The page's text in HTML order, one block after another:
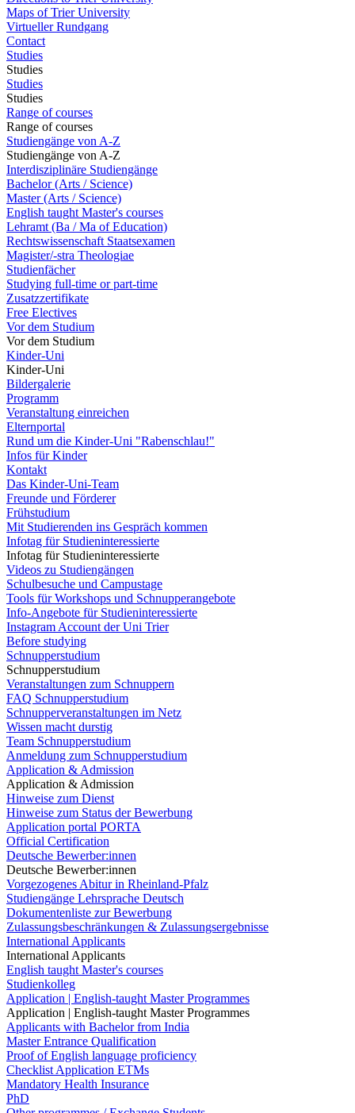
Maps of Trier University
Virtueller Rundgang
Contact
Studies
Studies
Studies
Studies
Range of courses
Range of courses
Studiengänge von A-Z
Studiengänge von A-Z
Interdisziplinäre Studiengänge
Bachelor (Arts / Science)
Master (Arts / Science)
English taught Master's courses
Lehramt (Ba / Ma of Education)
Rechtswissenschaft Staatsexamen
Magister/-stra Theologiae
Studienfächer
Studying full-time or part-time
Zusatzzertifikate
Free Electives
Vor dem Studium
Vor dem Studium
Kinder-Uni
Kinder-Uni
Bildergalerie
Programm
Veranstaltung einreichen
Elternportal
Rund um die Kinder-Uni "Rabenschlau!"
Infos für Kinder
Kontakt
Das Kinder-Uni-Team
Freunde und Förderer
Frühstudium
Mit Studierenden ins Gespräch kommen
Infotag für Studieninteressierte
Infotag für Studieninteressierte
Videos zu Studiengängen
Schulbesuche und Campustage
Tools für Workshops und Schnupperangebote
Info-Angebote für Studieninteressierte
Instagram Account der Uni Trier
Before studying
Schnupperstudium
Schnupperstudium
Veranstaltungen zum Schnuppern
FAQ Schnupperstudium
Schnupperveranstaltungen im Netz
Wissen macht durstig
Team Schnupperstudium
Anmeldung zum Schnupperstudium
Application & Admission
Application & Admission
Hinweise zum Dienst
Hinweise zum Status der Bewerbung
Application portal PORTA
Official Certification
Deutsche Bewerber:innen
Deutsche Bewerber:innen
Vorgezogenes Abitur in Rheinland-Pfalz
Studiengänge Lehrsprache Deutsch
Dokumentenliste zur Bewerbung
Zulassungsbeschränkungen & Zulassungsergebnisse
International Applicants
International Applicants
English taught Master's courses
Studienkolleg
Application | English-taught Master Programmes
Application | English-taught Master Programmes
Applicants with Bachelor from India
Master Entrance Qualification
Proof of English language proficiency
Checklist Application ETMs
Mandatory Health Insurance
PhD